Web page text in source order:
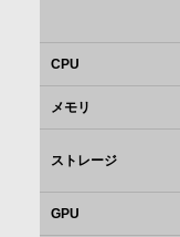
採用情報
お問合せ・
CPU
メモリ
ストレージ
GPU